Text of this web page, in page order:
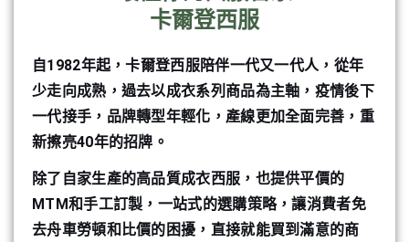
卡爾登西服
自1982年起，卡爾登西服陪伴一代又一代人，從年
少走向成熟，過去以成衣系列商品為主軸，疫情後下
一代接手，品牌轉型年輕化，產線更加全面完善，重
新擦亮40年的招牌。
除了自家生產的高品質成衣西服，也提供平價的
MTM和手工訂製，一站式的選購策略，讓消費者免
去舟車勞頓和比價的困擾，直接就能買到滿意的商